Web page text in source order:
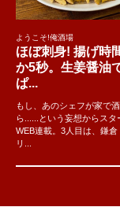
ようこそ!俺酒場
ほぼ刺身! 揚げ時
か5秒。生姜醤油
ぱ...
もし、あのシェフが家で
ら......という妄想からスタ
WEB連載。3人目は、鎌倉
リ...